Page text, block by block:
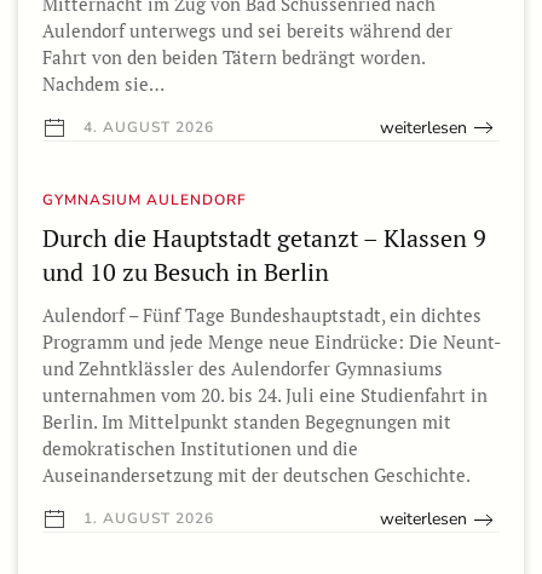
Aulendorf unterwegs und sei bereits während der
Fahrt von den beiden Tätern bedrängt worden.
Nachdem sie…
4. AUGUST 2026 weiterlesen
GYMNASIUM AULENDORF
Durch die Hauptstadt getanzt – Klassen 9
und 10 zu Besuch in Berlin
Aulendorf – Fünf Tage Bundeshauptstadt, ein dichtes
Programm und jede Menge neue Eindrücke: Die Neunt-
und Zehntklässler des Aulendorfer Gymnasiums
unternahmen vom 20. bis 24. Juli eine Studienfahrt in
Berlin. Im Mittelpunkt standen Begegnungen mit
demokratischen Institutionen und die
Auseinandersetzung mit der deutschen Geschichte.
1. AUGUST 2026 weiterlesen